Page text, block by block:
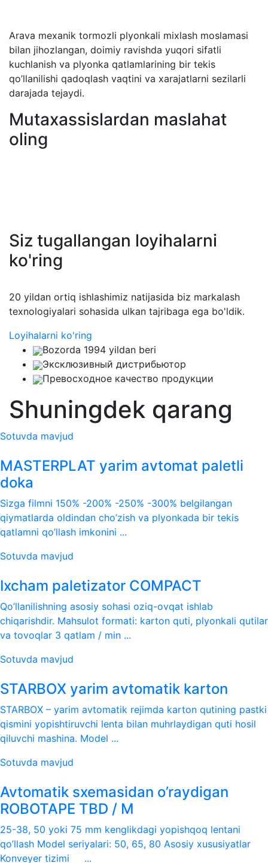
Arava mexanik tormozli plyonkali mixlash moslamasi
bilan jihozlangan, doimiy ravishda yuqori sifatli
kuchlanish va plyonka qatlamlarining bir tekis
qo’llanilishi qadoqlash vaqtini va xarajatlarni sezilarli
darajada tejaydi.
Mutaxassislardan maslahat
oling
Siz tugallangan loyihalarni
ko'ring
20 yildan ortiq ishlashimiz natijasida biz markalash
texnologiyalari sohasida ulkan tajribaga ega bo'ldik.
Loyihalarni ko'ring
Bozorda 1994 yildan beri
Эксклюзивный дистрибьютор
Превосходное качество продукции
Shuningdek qarang
Sotuvda mavjud
MASTERPLAT yarim avtomat paletli
doka
Sizga filmni 150% -200% -250% -300% belgilangan
qiymatlarda oldindan cho’zish va plyonkada bir tekis
qatlamni qo’llash imkonini ...
Sotuvda mavjud
Ixcham paletizator COMPACT
Qo’llanilishning asosiy sohasi oziq-ovqat ishlab
chiqarishdir. Mahsulot formati: karton quti, plyonkali qutilar
va tovoqlar 3 qatlam / min ...
Sotuvda mavjud
STARBOX yarim avtomatik karton
STARBOX – yarim avtomatik rejimda karton qutining pastki
qismini yopishtiruvchi lenta bilan muhrlaydigan quti hosil
qiluvchi mashina. Model ...
Sotuvda mavjud
Avtomatik sxemasidan o’raydigan
ROBOTAPE TBD / M
25-38, 50 yoki 75 mm kenglikdagi yopishqoq lentani
qo’llash Model seriyalari: 50, 65, 80 Asosiy xususiyatlar
Konveyer tizimi ...